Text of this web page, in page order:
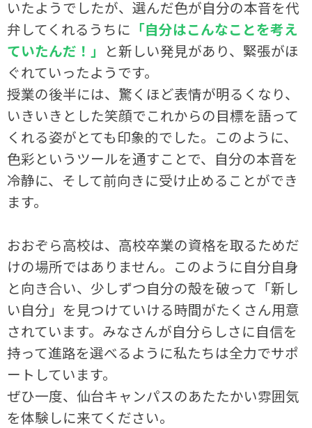
いたようでしたが、選んだ色が自分の本音を代
弁してくれるうちに 「自分はこんなことを考え
ていたんだ！」 と新しい発見があり、緊張がほ
ぐれていったようです。
授業の後半には、驚くほど表情が明るくなり、
いきいきとした笑顔でこれからの目標を語って
くれる姿がとても印象的でした。このように、
色彩というツールを通すことで、自分の本音を
冷静に、そして前向きに受け止めることができ
ます。
おおぞら高校は、高校卒業の資格を取るためだ
けの場所ではありません。このように自分自身
と向き合い、少しずつ自分の殻を破って「新し
い自分」を見つけていける時間がたくさん用意
されています。みなさんが自分らしさに自信を
持って進路を選べるように私たちは全力でサポ
ートしています。
ぜひ一度、仙台キャンパスのあたたかい雰囲気
を体験しに来てください。